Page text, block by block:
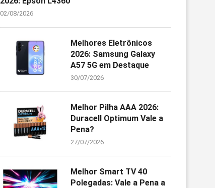
02/08/2026
Melhores Eletrônicos
2026: Samsung Galaxy
A57 5G em Destaque
30/07/2026
Melhor Pilha AAA 2026:
Duracell Optimum Vale a
Pena?
27/07/2026
Melhor Smart TV 40
Polegadas: Vale a Pena a